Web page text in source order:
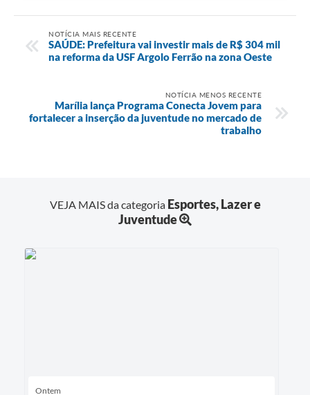
NOTÍCIA MAIS RECENTE
SAÚDE: Prefeitura vai investir mais de R$ 304 mil
na reforma da USF Argolo Ferrão na zona Oeste
NOTÍCIA MENOS RECENTE
Marília lança Programa Conecta Jovem para
fortalecer a inserção da juventude no mercado de
trabalho
VEJA MAIS da categoria Esportes, Lazer e
Juventude
Ontem